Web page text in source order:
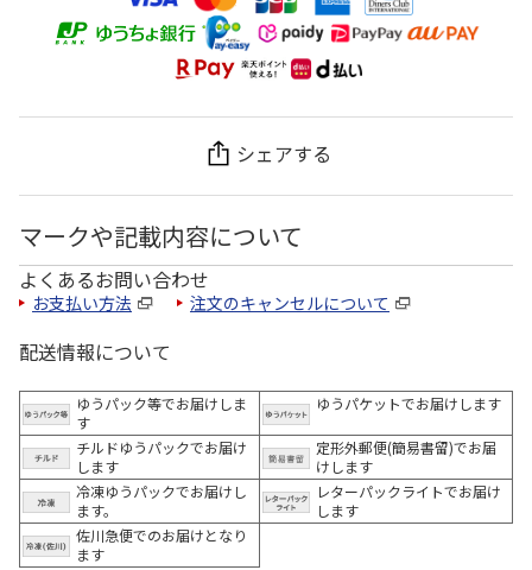
シェアする
マークや記載内容について
よくあるお問い合わせ
お支払い方法 注文のキャンセルについて
配送情報について
ゆうパック等でお届けしま
す
ゆうパケットでお届けします
チルドゆうパックでお届け
します
定形外郵便(簡易書留)でお届
けします
冷凍ゆうパックでお届けし
ます。
レターパックライトでお届け
します
佐川急便でのお届けとなり
ます